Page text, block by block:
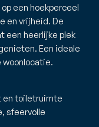
een hoekperceel
en vrijheid. De
een heerlijke plek
Een ideale
woonlocatie.
en toiletruimte
sfeervolle